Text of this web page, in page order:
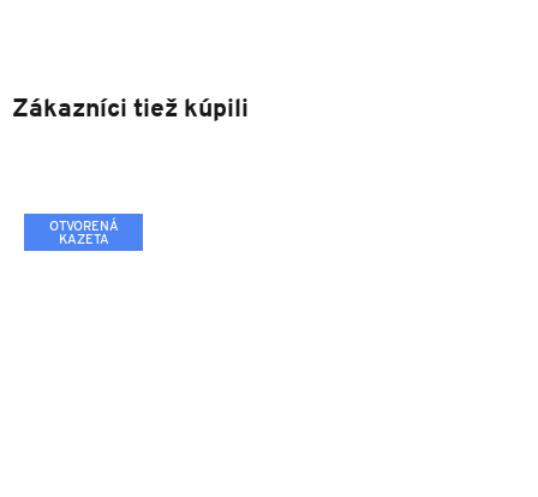
Zákazníci tiež kúpili
OTVORENÁ
KAZETA